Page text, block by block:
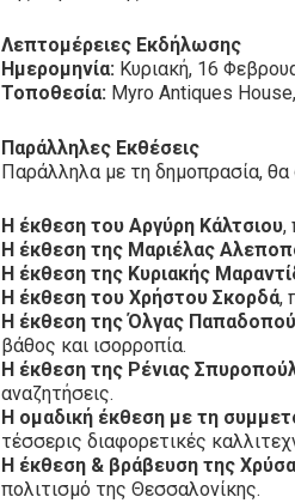
Λεπτομέρειες Εκδήλωσης
Ημερομηνία: Κυριακή, 16
Τοποθεσία: Myro Antiques
Παράλληλες Εκθέσεις
Παράλληλα με τη δημοπρασία, θα
Η έκθεση του Αργύρη Κάλτσιου,
Η έκθεση της Μαριέλας
Η έκθεση της Κυριακής
Η έκθεση του Χρήστου Σκορδά,
Η έκθεση της Όλγας
βάθος και ισορροπία.
Η έκθεση της Ρένιας
αναζητήσεις.
Η ομαδική έκθεση με τη
τέσσερις διαφορετικές
Η έκθεση & βράβευση της
πολιτισμό της Θεσσαλονίκης.